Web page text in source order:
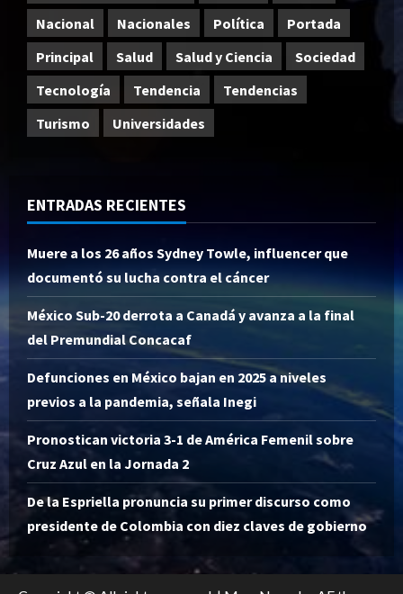
Nacional
Nacionales Política
Portada
Principal
Salud Salud y Ciencia
Sociedad
Tecnología
Tendencia
Tendencias
Turismo
Universidades
ENTRADAS RECIENTES
Muere a los 26 años Sydney Towle, influencer que
documentó su lucha contra el cáncer
México Sub-20 derrota a Canadá y avanza a la final
del Premundial Concacaf
Defunciones en México bajan en 2025 a niveles
previos a la pandemia, señala Inegi
Pronostican victoria 3-1 de América Femenil sobre
Cruz Azul en la Jornada 2
De la Espriella pronuncia su primer discurso como
presidente de Colombia con diez claves de gobierno